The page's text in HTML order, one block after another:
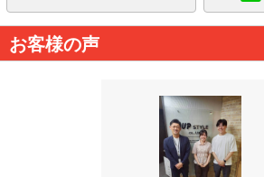
お客様の声